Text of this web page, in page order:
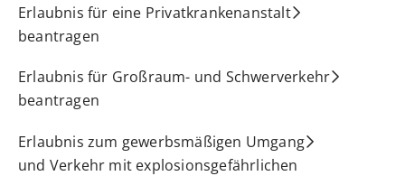
Erlaubnis für eine Privatkrankenanstalt
beantragen
Erlaubnis für Großraum- und Schwerverkehr
beantragen
Erlaubnis zum gewerbsmäßigen Umgang
und Verkehr mit explosionsgefährlichen